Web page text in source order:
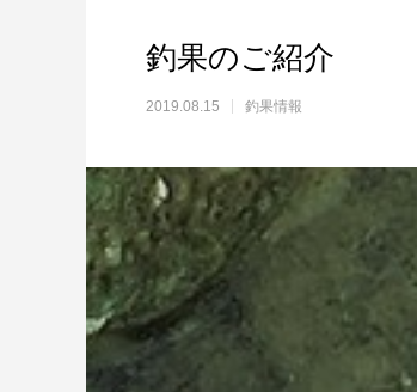
セルフ
セルフメンテナン
ラインを巻き込むときの工夫
2024.06.23
釣果のご紹介
2019.08.15 釣果情報